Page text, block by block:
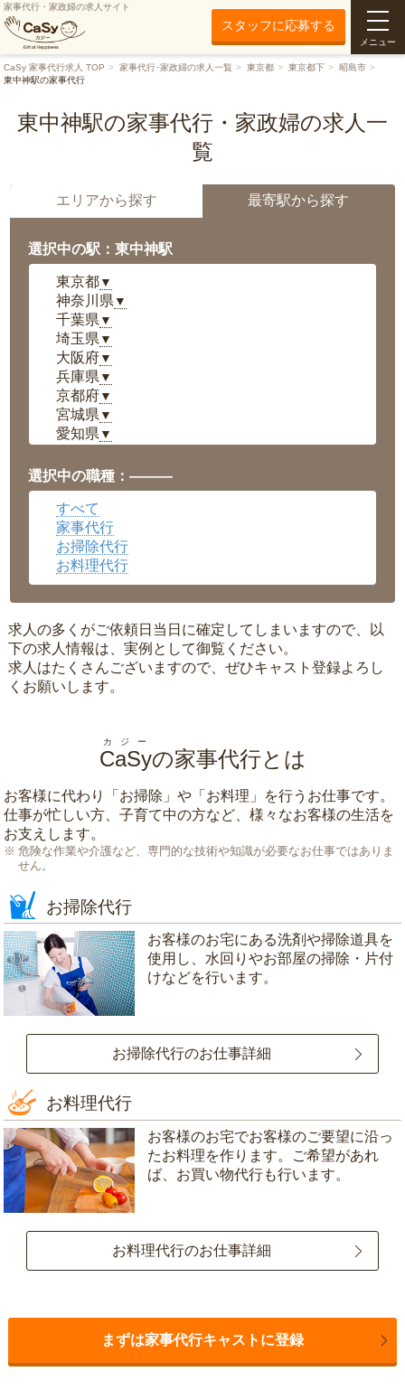
家事代行・家政婦の求人サイト
スタッフに応募する
メニュー
CaSy 家事代行求人 TOP 家事代行･家政婦の求人一覧 東京都 東京都下
昭島市
東中神駅の家事代行
東中神駅の家事代行・家政婦の求人一
覧
エリアから探す 最寄駅から探す
選択中の駅：東中神駅
東京都▼
神奈川県 ▼
千葉県 ▼
埼玉県 ▼
大阪府▼
兵庫県 ▼
京都府▼
宮城県 ▼
愛知県 ▼
岡山県▼
広島県▼
沖縄県
選択中の職種：———
すべて
家事代行
お掃除代行
お料理代行
求人の多くがご依頼日当日に確定してしまいますので、以
下の求人情報は、実例として御覧ください。
求人はたくさんございますので、ぜひキャスト登録よろし
くお願いします。
CaSy
カジー
の家事代行とは
お客様に代わり「 お掃除 」や「 お料理 」を行うお仕事です。
仕事が忙しい方、子育て中の方など、様々なお客様の生活を
お支えします。
危険な作業や介護など、専門的な技術や知識が必要なお仕事ではありま
せん。
お掃除代行
お客様のお宅にある洗剤や掃除道具を
使用し、水回りやお部屋の掃除・片付
けなどを行います。
お掃除代行のお仕事詳細
お料理代行
お客様のお宅でお客様のご要望に沿っ
たお料理を作ります。ご希望があれ
ば、お買い物代行も行います。
お料理代行のお仕事詳細
まずは家事代行キャストに登録